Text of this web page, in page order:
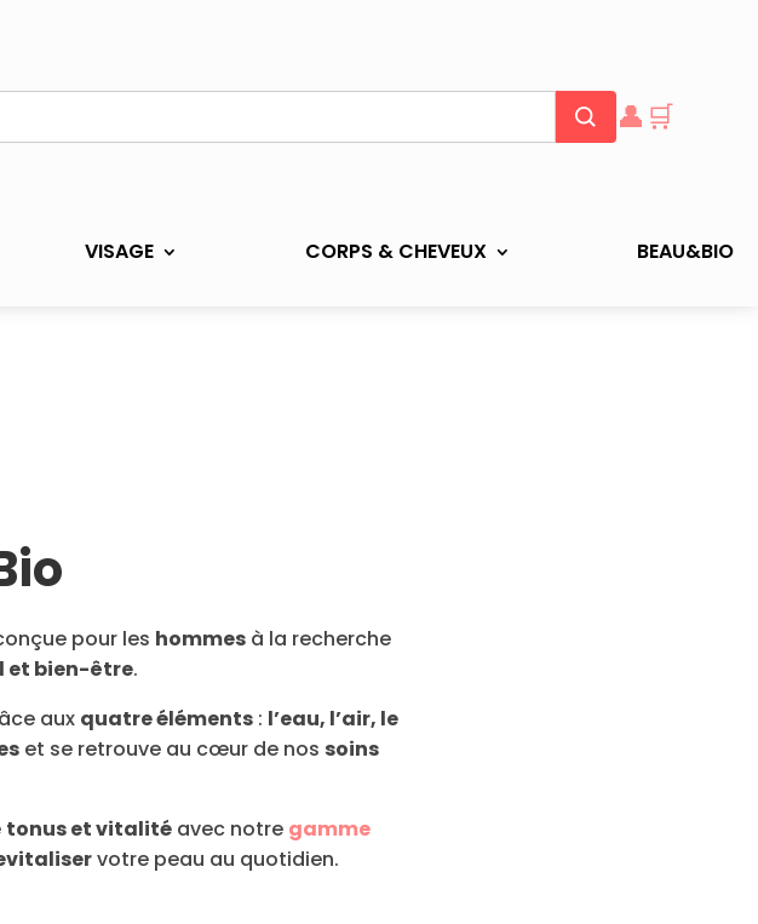
👤 🛒
VISAGE CORPS & CHEVEUX BEAU&BIO
pour les hommesà la recherche
et bien-être.
aux quatre éléments : l’eau, l’air, le
et se retrouve au cœur de nos soins
tonus et vitalité avec notre gamme
votre peau au quotidien.